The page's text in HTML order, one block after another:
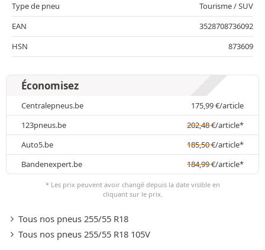
Type de pneu
Tourisme / SUV
EAN
3528708736092
HSN
873609
Économisez
Centralepneus.be 175,99€/article
123pneus.be
202,48€/article*
Auto5.be
185,50€/article*
Bandenexpert.be
184,99€/article*
* Les prix peuvent avoir changé depuis la date visible en
cliquant sur le prix.
Tous nos pneus 255/55 R18
Tous nos pneus 255/55 R18 105V